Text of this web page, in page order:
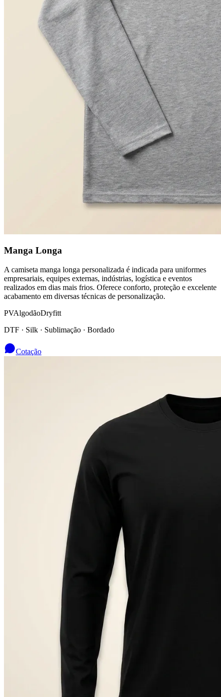
Manga Longa
A camiseta manga longa personalizada é indicada para uniformes
empresariais, equipes externas, indústrias, logística e eventos
realizados em dias mais frios. Oferece conforto, proteção e excelente
acabamento em diversas técnicas de personalização.
PVAlgodãoDryfitt
DTF · Silk · Sublimação · Bordado
Cotação